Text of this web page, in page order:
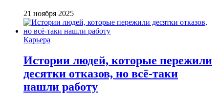
21 ноября 2025
Карьера
Истории людей, которые пережили
десятки отказов, но всё-таки
нашли работу